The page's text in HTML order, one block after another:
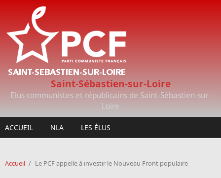
Aller au contenu principal
Saint-Sébastien-sur-Loire
Elus communistes et républicains de Saint-Sébastien-sur-
Loire
ACCUEIL NLA LES ÉLUS
Accueil / Le PCF appelle à investir le Nouveau Front populaire